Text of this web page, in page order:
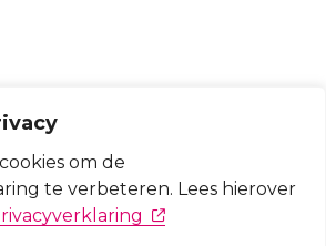
om de
te verbeteren. Lees hierover
(opent in nieuw
kennis op maat
wijzigen
Disclaimer